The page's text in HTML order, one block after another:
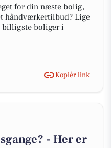
for din næste bolig,
håndværkertilbud? Lige
billigste boliger i
Kopiér link
- Her er